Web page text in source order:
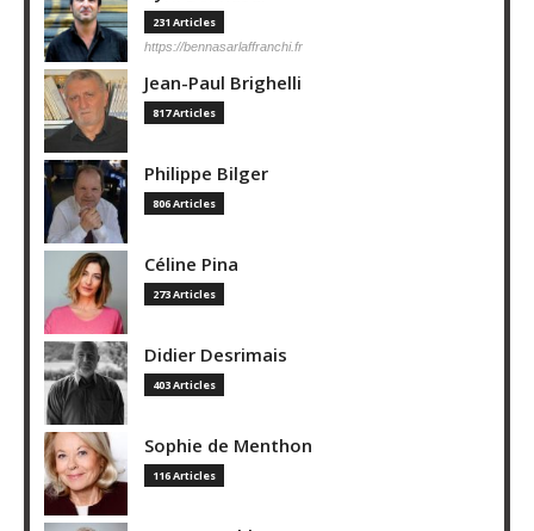
231 Articles
https://bennasarlaffranchi.fr
Jean-Paul Brighelli
817 Articles
Philippe Bilger
806 Articles
Céline Pina
273 Articles
Didier Desrimais
403 Articles
Sophie de Menthon
116 Articles